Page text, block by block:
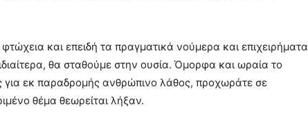
και επειδή τα πραγματικά νούμερα και επιχειρήματα
θα σταθούμε στην ουσία. Όμορφα και ωραία το
για εκ παραδρομής ανθρώπινο λάθος, προχωράτε σε
θέμα θεωρείται λήξαν.